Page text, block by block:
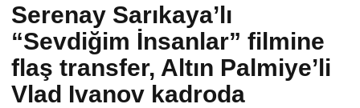
Serenay Sarıkaya’lı
“Sevdiğim İnsanlar” filmine
flaş transfer, Altın Palmiye’li
Vlad Ivanov kadroda